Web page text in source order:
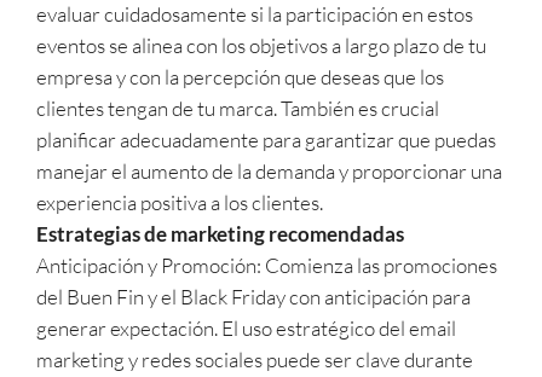
evaluar cuidadosamente si la participación en estos
eventos se alinea con los objetivos a largo plazo de tu
empresa y con la percepción que deseas que los
clientes tengan de tu marca. También es crucial
planificar adecuadamente para garantizar que puedas
manejar el aumento de la demanda y proporcionar una
experiencia positiva a los clientes.
Estrategias de marketing recomendadas
Anticipación y Promoción: Comienza las promociones
del Buen Fin y el Black Friday con anticipación para
generar expectación. El uso estratégico del email
marketing y redes sociales puede ser clave durante